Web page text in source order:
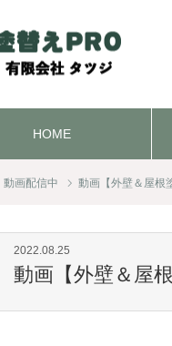
HOME
動画配信中 動画【外壁＆屋根
2022.08.25
動画【外壁＆屋